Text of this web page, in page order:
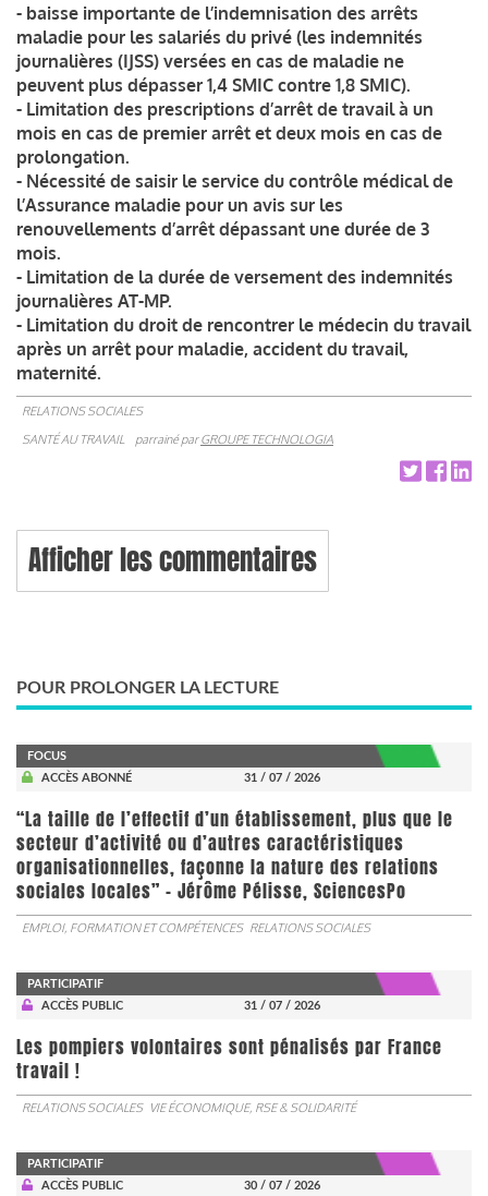
- baisse importante de l’indemnisation des arrêts
maladie pour les salariés du privé (les indemnités
journalières (IJSS) versées en cas de maladie ne
peuvent plus dépasser 1,4 SMIC contre 1,8 SMIC).
- Limitation des prescriptions d’arrêt de travail à un
mois en cas de premier arrêt et deux mois en cas de
prolongation.
- Nécessité de saisir le service du contrôle médical de
l’Assurance maladie pour un avis sur les
renouvellements d’arrêt dépassant une durée de 3
mois.
- Limitation de la durée de versement des indemnités
journalières AT-MP.
- Limitation du droit de rencontrer le médecin du travail
après un arrêt pour maladie, accident du travail,
maternité.
RELATIONS SOCIALES
SANTÉ AU TRAVAIL
parrainé parGROUPE TECHNOLOGIA
Afficher les commentaires
POUR PROLONGER LA LECTURE
FOCUS
ACCÈS ABONNÉ
31 / 07 / 2026
“La taille de l’effectif d’un établissement, plus que le
secteur d’activité ou d’autres caractéristiques
organisationnelles, façonne la nature des relations
sociales locales” - Jérôme Pélisse, SciencesPo
EMPLOI, FORMATION ET COMPÉTENCES RELATIONS SOCIALES
PARTICIPATIF
ACCÈS PUBLIC
31 / 07 / 2026
Les pompiers volontaires sont pénalisés par France
travail !
RELATIONS SOCIALES VIE ÉCONOMIQUE, RSE & SOLIDARITÉ
PARTICIPATIF
ACCÈS PUBLIC
30 / 07 / 2026